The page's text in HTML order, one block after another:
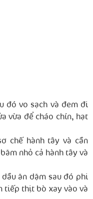
đó vo sạch và đem đi
vừa để cháo chín, hạt
chế hành tây và cần
nhỏ cả hành tây và
ăn dặm sau đó phi
tiếp thịt bò xay vào và